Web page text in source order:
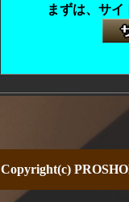
まずは、サ
Copyright(c)